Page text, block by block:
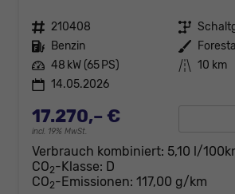
Fahrzeugnr. 210408 Getriebe
Kraftstoff Benzin Außenfarbe
Leistung 48 kW (65 PS) Kilometerstand 10 km
14.05.2026
17.270,– €
incl. 19% MwSt.
Verbrauch kombiniert: 5,10 l/
CO2-Klasse: D
CO2-Emissionen: 117,00 g/km